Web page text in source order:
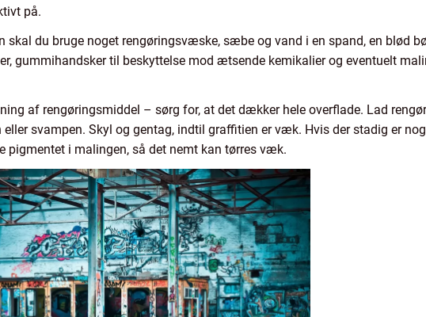
på.
du bruge noget rengøringsvæske, sæbe og vand i en spand, en blød
gummihandsker til beskyttelse mod ætsende kemikalier og eventuelt
af rengøringsmiddel – sørg for, at det dækker hele overflade. Lad
svampen. Skyl og gentag, indtil graffitien er væk. Hvis der stadig er
pigmentet i malingen, så det nemt kan tørres væk.